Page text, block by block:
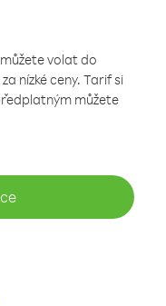
volat do
nízké ceny. Tarif si
můžete